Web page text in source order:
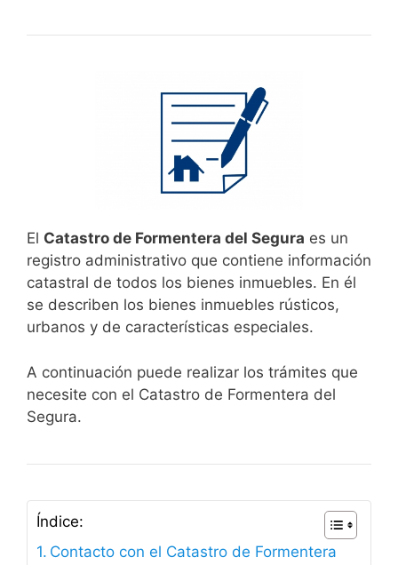
El Catastro de Formentera del Segura es un
registro administrativo que contiene información
catastral de todos los bienes inmuebles. En él
se describen los bienes inmuebles rústicos,
urbanos y de características especiales.
A continuación puede realizar los trámites que
necesite con el Catastro de Formentera del
Segura.
Índice:
Contacto con el Catastro de Formentera